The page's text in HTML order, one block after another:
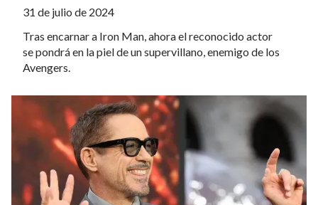
Tras encarnar a Iron Man, ahora el reconocido actor
se pondrá en la piel de un supervillano, enemigo de los
Avengers.
31 de julio de 2024